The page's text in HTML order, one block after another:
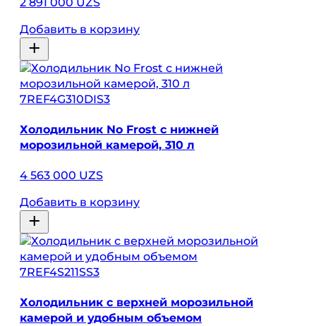
Добавить в корзину
7REF4G310DIS3
Холодильник No Frost с нижней
морозильной камерой, 310 л
4 563 000 UZS
Добавить в корзину
7REF4S211SS3
Холодильник с верхней морозильной
камерой и удобным объемом